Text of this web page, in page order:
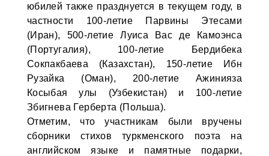
юбилей также празднуется в текущем году, в
частности 100-летие Парвины Этесами
(Иран), 500-летие Луиса Вас де Камоэнса
(Португалия), 100-летие Бердибека
Сокпакбаева (Казахстан), 150-летие Ибн
Рузайка (Оман), 200-летие Ажинияза
Косыбая улы (Узбекистан) и 100-летие
Збигнева Герберта (Польша).
Отметим, что участникам были вручены
сборники стихов туркменского поэта на
английском языке и памятные подарки,